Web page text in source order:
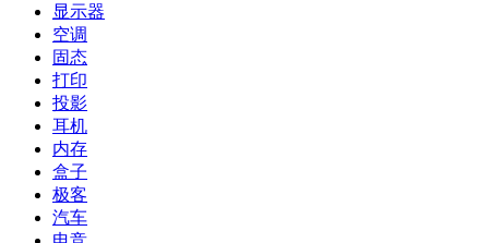
显示器
空调
固态
打印
投影
耳机
内存
盒子
极客
汽车